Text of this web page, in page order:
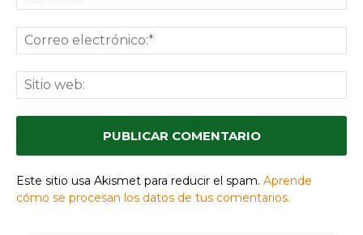
Este sitio usa Akismet para reducir el spam. Aprende
cómo se procesan los datos de tus comentarios.